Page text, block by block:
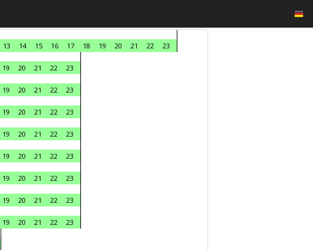
13 14 15 16 17 18 19 20 21 22
23
19 20 21 22
23
19 20 21 22
23
19 20 21 22
23
19 20 21 22
23
19 20 21 22
23
19 20 21 22
23
19 20 21 22
23
19 20 21 22
23